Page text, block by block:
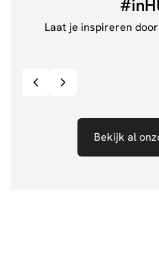
Laat je inspireren
Bekijk al